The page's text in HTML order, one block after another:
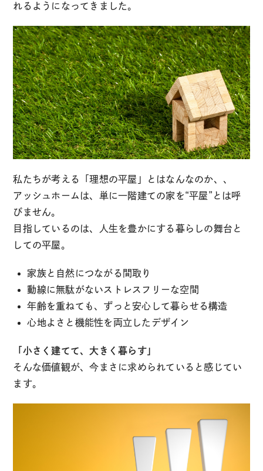
れるようになってきました。
私たちが考える「理想の平屋」とはなんなのか、、
アッシュホームは、単に一階建ての家を“平屋”とは呼
びません。
目指しているのは、人生を豊かにする暮らしの舞台と
しての平屋。
家族と自然につながる間取り
動線に無駄がないストレスフリーな空間
年齢を重ねても、ずっと安心して暮らせる構造
心地よさと機能性を両立したデザイン
「小さく建てて、大きく暮らす」
そんな価値観が、今まさに求められていると感じてい
ます。